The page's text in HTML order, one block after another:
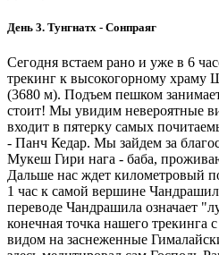
День 3. Тунгнатх - Сонпраяг
Сегодня встаем рано и уже в 6
трекинг к высокогорному
(3680 м). Подъем пешком
стоит! Мы увидим невероятные
входит в пятерку самых
- Панч Кедар. Мы зайдем за
Мукеш Гири нага - баба,
Дальше нас ждет километровый
1 час к самой вершине
переводе Чандрашила означает
конечная точка нашего
видом на заснеженные